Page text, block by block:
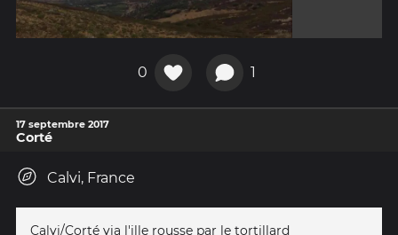
0 1
17 septembre 2017
Corté
Calvi, France
Calvi/Corté via l'ille rousse par le tortillard